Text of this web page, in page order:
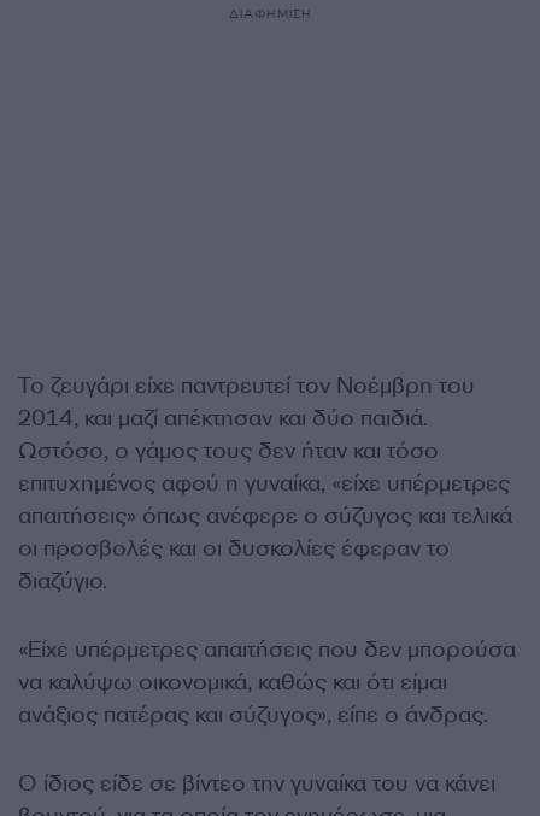
ΔΙΑΦΗΜΙΣΗ
Το ζευγάρι είχε παντρευτεί τον Νοέμβρη του
2014, και μαζί απέκτησαν και δύο παιδιά.
Ωστόσο, ο γάμος τους δεν ήταν και τόσο
επιτυχημένος αφού η γυναίκα, «είχε υπέρμετρες
απαιτήσεις» όπως ανέφερε ο σύζυγος και τελικά
οι προσβολές και οι δυσκολίες έφεραν το
διαζύγιο.
«Είχε υπέρμετρες απαιτήσεις που δεν μπορούσα
να καλύψω οικονομικά, καθώς και ότι είμαι
ανάξιος πατέρας και σύζυγος», είπε ο άνδρας.
Ο ίδιος είδε σε βίντεο την γυναίκα του να κάνει